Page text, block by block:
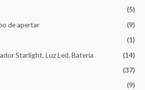
(5)
de apertar
(9)
(1)
Starlight, Luz Led, Bateria
(14)
(37)
(9)